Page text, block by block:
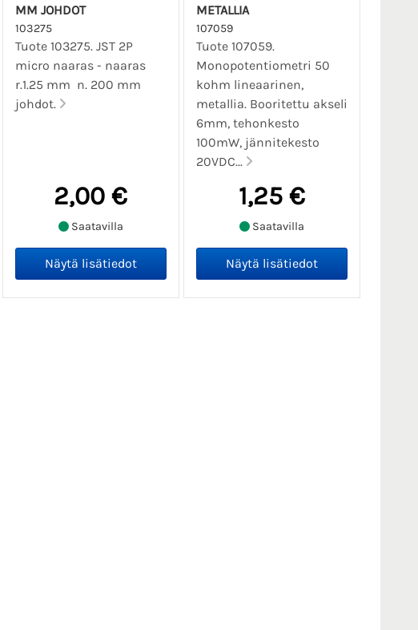
MM JOHDOT
103275
Tuote 103275. JST 2P
micro naaras - naaras
r.1.25 mm n. 200 mm
johdot.
2,00 €
Saatavilla
METALLIA
107059
Tuote 107059.
Monopotentiometri 50
kohm lineaarinen,
metallia. Booritettu akseli
6mm, tehonkesto
100mW, jännitekesto
20VDC...
1,25 €
Saatavilla